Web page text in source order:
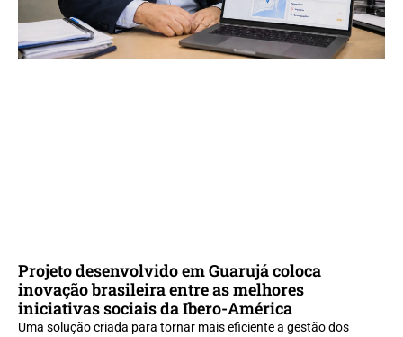
Projeto desenvolvido em Guarujá coloca
inovação brasileira entre as melhores
iniciativas sociais da Ibero-América
Uma solução criada para tornar mais eficiente a gestão dos